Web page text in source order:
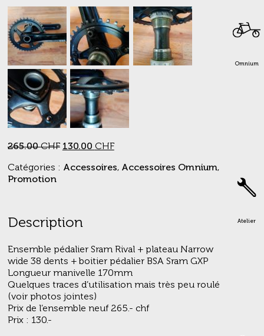
Omnium
Atelier
265.00CHF Le
initial
130.00 CHFLe
actuel
Catégories : Accessoires, Accessoires Omnium,
Promotion
Description
Ensemble pédalier Sram Rival + plateau Narrow
wide 38 dents + boitier pédalier BSA Sram GXP
Longueur manivelle 170mm
Quelques traces d’utilisation mais très peu roulé
(voir photos jointes)
Prix de l’ensemble neuf 265.- chf
Prix : 130.-